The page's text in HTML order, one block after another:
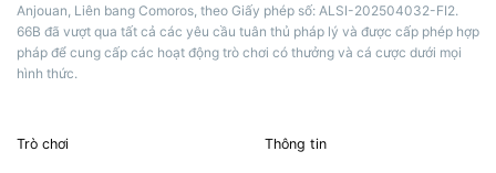
Anjouan, Liên bang Comoros, theo Giấy phép số: ALSI-202504032-FI2.
66B đã vượt qua tất cả các yêu cầu tuân thủ pháp lý và được cấp phép hợp
pháp để cung cấp các hoạt động trò chơi có thưởng và cá cược dưới mọi
hình thức.
Trò chơi Thông tin